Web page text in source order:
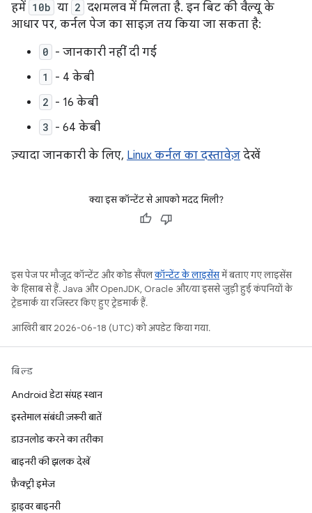
हमें 10b या 2 दशमलव में मिलता है. इन बिट की वैल्यू के
आधार पर, कर्नल पेज का साइज़ तय किया जा सकता है:
0 - जानकारी नहीं दी गई
1 - 4 केबी
2 - 16 केबी
3 - 64 केबी
ज़्यादा जानकारी के लिए, Linux कर्नल का दस्तावेज़ देखें
क्या इस कॉन्टेंट से आपको मदद मिली?
इस पेज पर मौजूद कॉन्टेंट और कोड सैंपलकॉन्टेंट के लाइसेंसमें बताए गए लाइसेंस
के हिसाब से हैं. Java और OpenJDK, Oracle और/या इससे जुड़ी हुई कंपनियों के
ट्रेडमार्क या रजिस्टर किए हुए ट्रेडमार्क हैं.
आखिरी बार 2026-06-18 (UTC) को अपडेट किया गया.
बिल्ड
Android डेटा संग्रह स्थान
इस्तेमाल संबंधी ज़रूरी बातें
डाउनलोड करने का तरीका
बाइनरी की झलक देखें
फ़ैक्ट्री इमेज
ड्राइवर बाइनरी